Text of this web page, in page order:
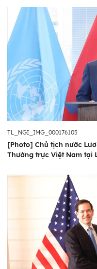
TL_NGI_IMG_000176105
[Photo] Chủ tịch nước
Thường trực Việt Nam tại